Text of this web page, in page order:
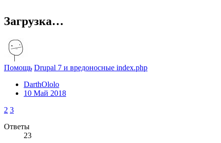
Загрузка…
Помощь Drupal 7 и вредоносные index.php
DarthOlolo
10 Май 2018
2 3
Ответы
23